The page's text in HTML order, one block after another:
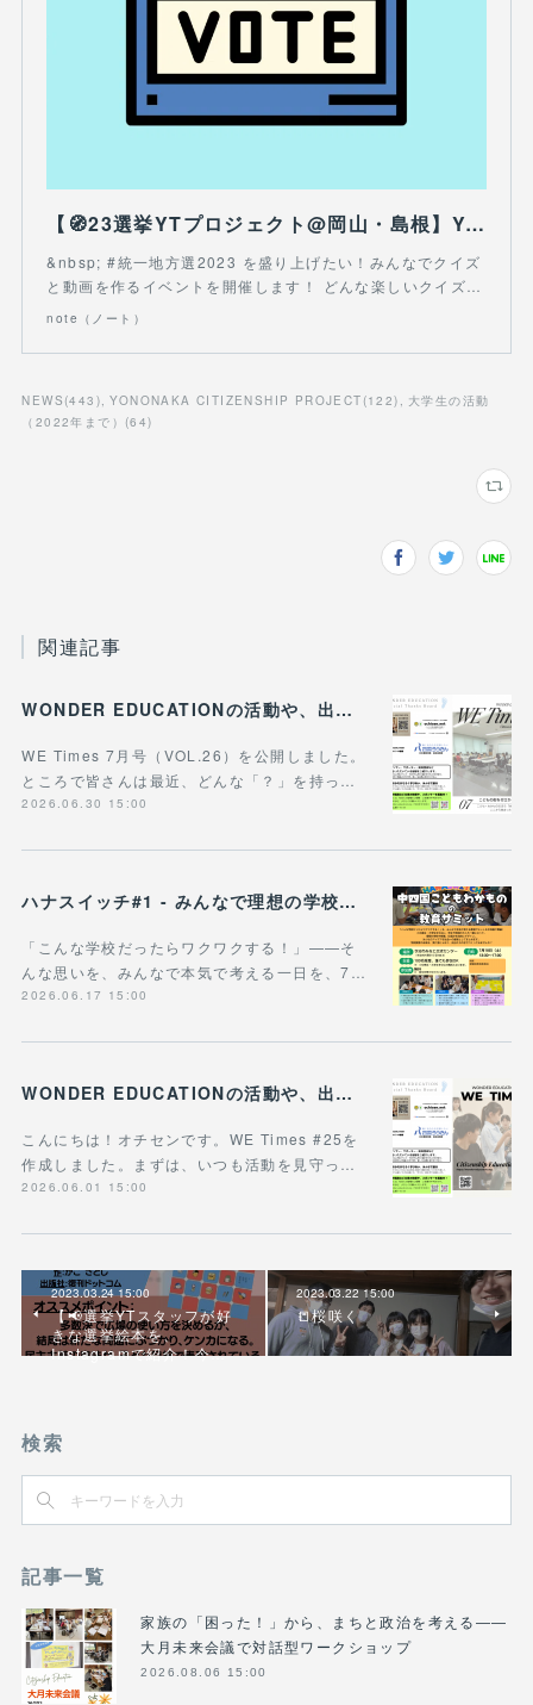
【🧭23選挙YTプロジェクト@岡山・島根】YouTuberになって、クイズ動画を配信しよう！｜一般社団法人 WONDER EDUCATION｜note
&nbsp; #統一地方選2023 を盛り上げたい！みんなでクイズ
と動画を作るイベントを開催します！ どんな楽しいクイズ…
note（ノート）
NEWS (443 ) YONONAKA CITIZENSHIP PROJECT (122)
大学生の活動
（2022年まで） (64)
関連記事
WONDER EDUCATIONの活動や、出張講座・講演のご案内をまとめた 『WE Times #26』を公開しました！
WE Times 7月号（VOL.26）を公開しました。
ところで皆さんは最近、どんな「？」を持っ…
2026.06.30 15:00
ハナスイッチ#1 - みんなで理想の学校や学びの未来を考える新企画、スタート！
「こんな学校だったらワクワクする！」——そ
んな思いを、みんなで本気で考える一日を、7…
2026.06.17 15:00
WONDER EDUCATIONの活動や、出張講座・講演のご案内をまとめた 『WE Times #25』を公開しました！
こんにちは！オチセンです。WE Times #25を
作成しました。まずは、いつも活動を見守っ…
2026.06.01 15:00
2023.03.24 15:00
【📢選挙YTスタッフが好
きな選挙絵本を、
Instagramで紹介！今…
2023.03.22 15:00
📒桜咲く
検索
記事一覧
家族の「困った！」から、まちと政治を考える――
大月未来会議で対話型ワークショップ
2026.08.06 15:00